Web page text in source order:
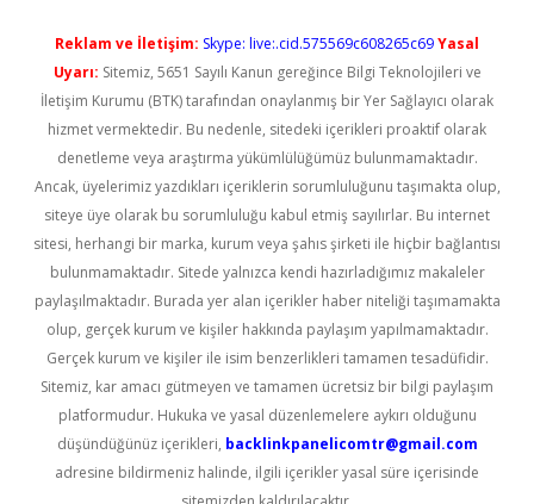
Reklam ve İletişim: Skype: live:.cid.575569c608265c69Yasal
Uyarı: Sitemiz, 5651 Sayılı Kanun gereğince Bilgi Teknolojileri ve
İletişim Kurumu (BTK) tarafından onaylanmış bir Yer Sağlayıcı olarak
hizmet vermektedir. Bu nedenle, sitedeki içerikleri proaktif olarak
denetleme veya araştırma yükümlülüğümüz bulunmamaktadır.
Ancak, üyelerimiz yazdıkları içeriklerin sorumluluğunu taşımakta olup,
siteye üye olarak bu sorumluluğu kabul etmiş sayılırlar. Bu internet
sitesi, herhangi bir marka, kurum veya şahıs şirketi ile hiçbir bağlantısı
bulunmamaktadır. Sitede yalnızca kendi hazırladığımız makaleler
paylaşılmaktadır. Burada yer alan içerikler haber niteliği taşımamakta
olup, gerçek kurum ve kişiler hakkında paylaşım yapılmamaktadır.
Gerçek kurum ve kişiler ile isim benzerlikleri tamamen tesadüfidir.
Sitemiz, kar amacı gütmeyen ve tamamen ücretsiz bir bilgi paylaşım
platformudur. Hukuka ve yasal düzenlemelere aykırı olduğunu
düşündüğünüz içerikleri, backlinkpanelicomtr@gmail.com
adresine bildirmeniz halinde, ilgili içerikler yasal süre içerisinde